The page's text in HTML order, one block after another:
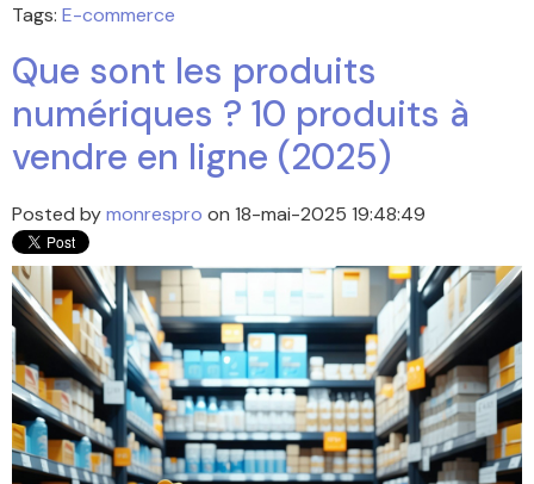
Tags: E-commerce
Que sont les produits
numériques ? 10 produits à
vendre en ligne (2025)
Posted bymonrespro on 18-mai-2025 19:48:49